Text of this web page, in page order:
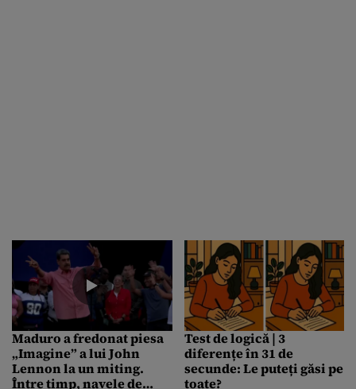
Maduro a fredonat piesa
„Imagine” a lui John
Lennon la un miting.
Între timp, navele de
Test de logică | 3
diferențe în 31 de
secunde: Le puteți găsi pe
toate?